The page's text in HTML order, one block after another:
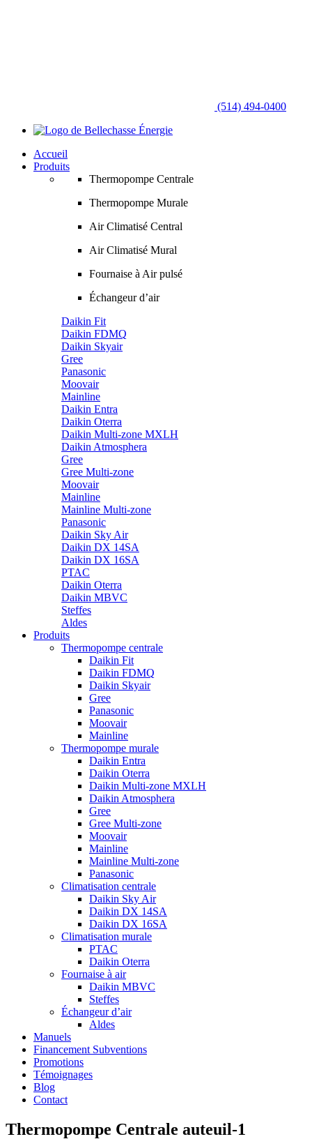
(514) 494-0400
Accueil
Produits
Thermopompe Centrale
Thermopompe Murale
Air Climatisé Central
Air Climatisé Mural
Fournaise à Air pulsé
Échangeur d’air
Daikin Fit
Daikin FDMQ
Daikin Skyair
Gree
Panasonic
Moovair
Mainline
Daikin Entra
Daikin Oterra
Daikin Multi-zone MXLH
Daikin Atmosphera
Gree
Gree Multi-zone
Moovair
Mainline
Mainline Multi-zone
Panasonic
Daikin Sky Air
Daikin DX 14SA
Daikin DX 16SA
PTAC
Daikin Oterra
Daikin MBVC
Steffes
Aldes
Produits
Thermopompe centrale
Daikin Fit
Daikin FDMQ
Daikin Skyair
Gree
Panasonic
Moovair
Mainline
Thermopompe murale
Daikin Entra
Daikin Oterra
Daikin Multi-zone MXLH
Daikin Atmosphera
Gree
Gree Multi-zone
Moovair
Mainline
Mainline Multi-zone
Panasonic
Climatisation centrale
Daikin Sky Air
Daikin DX 14SA
Daikin DX 16SA
Climatisation murale
PTAC
Daikin Oterra
Fournaise à air
Daikin MBVC
Steffes
Échangeur d’air
Aldes
Manuels
Financement Subventions
Promotions
Témoignages
Blog
Contact
Thermopompe Centrale auteuil-1